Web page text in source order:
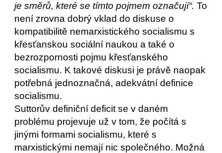
je směrů, které se tímto pojmem označují“. To
není zrovna dobrý vklad do diskuse o
kompatibilitě nemarxistického socialismu s
křesťanskou sociální naukou a také o
bezrozpornosti pojmu křesťanského
socialismu. K takové diskusi je právě naopak
potřebná jednoznačná, adekvátní definice
socialismu.
Suttorův definiční deficit se v daném
problému projevuje už v tom, že počítá s
jinými formami socialismu, které s
marxistickými nemají nic společného. Možná